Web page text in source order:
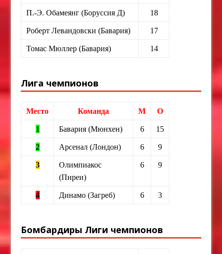
П.-Э. Обамеянг (Боруссия Д) 18
Роберт Левандовски (Бавария) 17
Томас Мюллер (Бавария) 14
Лига чемпионов
Место Команда М О
1 Бавария (Мюнхен) 6 15
2 Арсенал (Лондон) 6 9
3
Олимпиакос
(Пиреи)
6 9
4 Динамо (Загреб) 6 3
Бомбардиры Лиги чемпионов